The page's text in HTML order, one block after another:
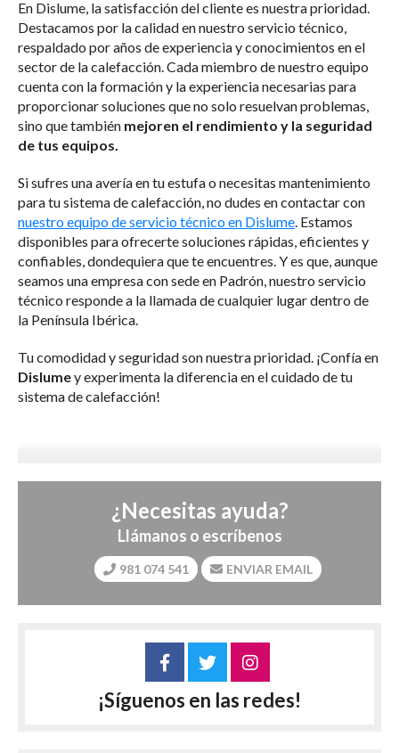
En Dislume, la satisfacción del cliente es nuestra prioridad.
Destacamos por la calidad en nuestro servicio técnico,
respaldado por años de experiencia y conocimientos en el
sector de la calefacción. Cada miembro de nuestro equipo
cuenta con la formación y la experiencia necesarias para
proporcionar soluciones que no solo resuelvan problemas,
sino que también mejoren el rendimiento y la seguridad
de tus equipos.
Si sufres una avería en tu estufa o necesitas mantenimiento
para tu sistema de calefacción, no dudes en contactar con
nuestro equipo de servicio técnico en Dislume. Estamos
disponibles para ofrecerte soluciones rápidas, eficientes y
confiables, dondequiera que te encuentres. Y es que, aunque
seamos una empresa con sede en Padrón, nuestro servicio
técnico responde a la llamada de cualquier lugar dentro de
la Península Ibérica.
Tu comodidad y seguridad son nuestra prioridad. ¡Confía en
Dislumey experimenta la diferencia en el cuidado de tu
sistema de calefacción!
¿Necesitas ayuda?
Llámanos o escríbenos
981 074 541 ENVIAR EMAIL
¡Síguenos en las redes!